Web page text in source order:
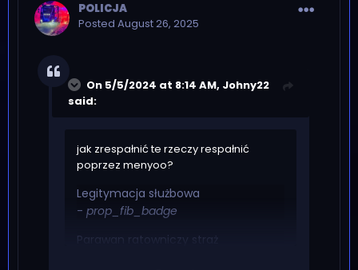
POLICJA
Posted August 26, 2025
On 5/5/2024 at 8:14 AM, Johny22
said:
jak zrespałnić te rzeczy respałnić
poprzez menyoo?
Legitymacja służbowa
- prop_fib_badge
Parawan ratowniczy straż